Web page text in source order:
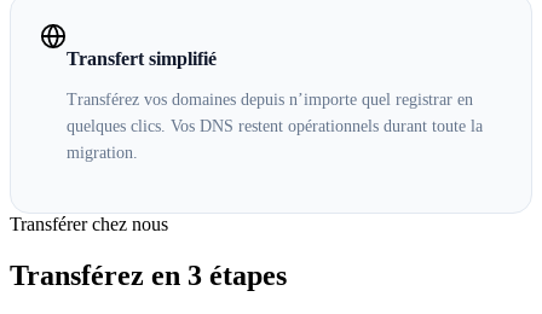
Transfert simplifié
Transférez vos domaines depuis n’importe quel registrar en
quelques clics. Vos DNS restent opérationnels durant toute la
migration.
Transférer chez nous
Transférez en 3 étapes